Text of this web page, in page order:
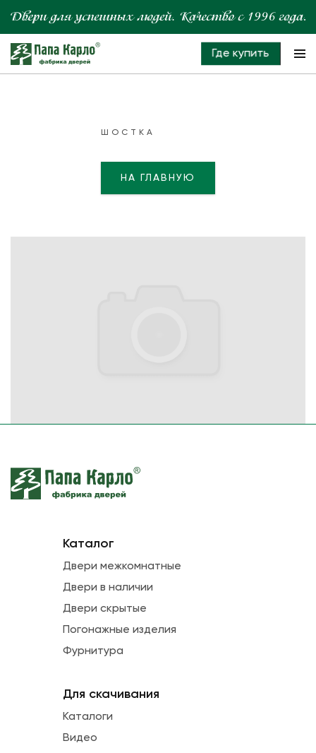
Где купить
ШОСТКА
НА ГЛАВНУЮ
Каталог
Двери межкомнатные
Двери в наличии
Двери скрытые
Погонажные изделия
Фурнитура
Для скачивания
Каталоги
Видео